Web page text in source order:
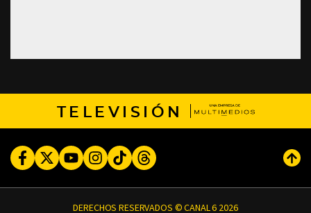
TELEVISIÓN
FacebookTwitterYoutubeInstagram
TikTokThreads
DERECHOS RESERVADOS © CANAL 6 2026